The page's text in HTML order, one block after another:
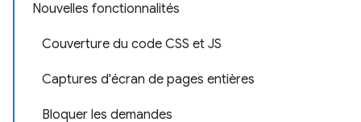
Nouvelles fonctionnalités
Couverture du code CSS et JS
Captures d'écran de pages entières
Bloquer les demandes